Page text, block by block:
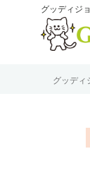
グッディジ
グッディ